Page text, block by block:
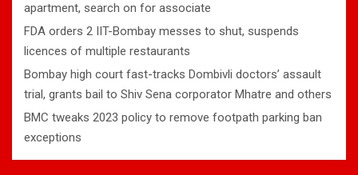
apartment, search on for associate
FDA orders 2 IIT-Bombay messes to shut, suspends
licences of multiple restaurants
Bombay high court fast-tracks Dombivli doctors’ assault
trial, grants bail to Shiv Sena corporator Mhatre and others
BMC tweaks 2023 policy to remove footpath parking ban
exceptions